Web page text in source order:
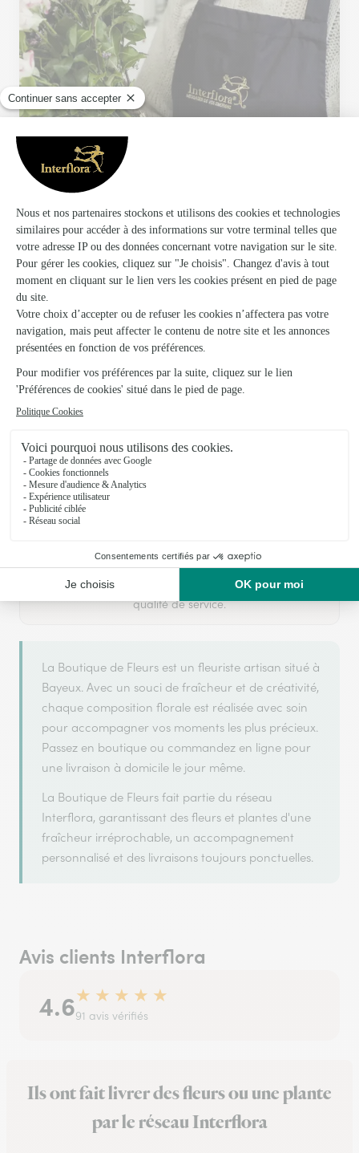
Votre fleuriste artisan à Bayeux
La Boutique de Fleursest membre du réseau Interflora
et a obtenu le label
2025 et 2026pour sa
qualité de service.
La Boutique de Fleurs est un fleuriste artisan situé à
Bayeux. Avec un souci de fraîcheur et de créativité,
chaque composition florale est réalisée avec soin
pour accompagner vos moments les plus précieux.
Passez en boutique ou commandez en ligne pour
une livraison à domicile le jour même.
La Boutique de Fleurs fait partie du réseau
Interflora, garantissant des fleurs et plantes d'une
fraîcheur irréprochable, un accompagnement
personnalisé et des livraisons toujours ponctuelles.
Avis clients Interflora
4.6★ ★ ★ ★ ★
91 avis vérifiés
Ils ont fait livrer des fleurs ou une plante
par le réseau Interflora